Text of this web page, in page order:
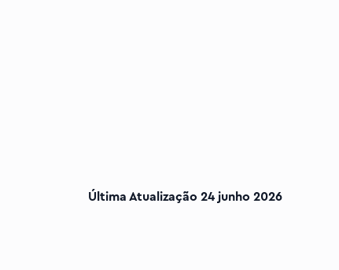
Última Atualização 24 junho 2026